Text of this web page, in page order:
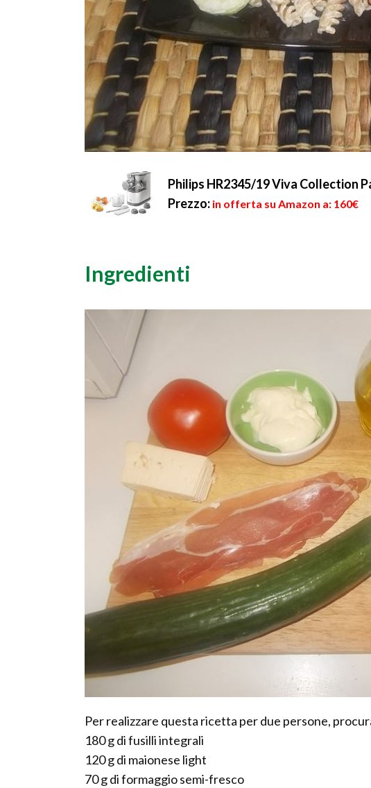
Philips HR2345/19 Viva Collection
Prezzo: in offerta su Amazon a: 160€
Ingredienti
Per realizzare questa ricetta per due persone,
180 g di fusilli integrali
120 g di maionese light
70 g di formaggio semi-fresco